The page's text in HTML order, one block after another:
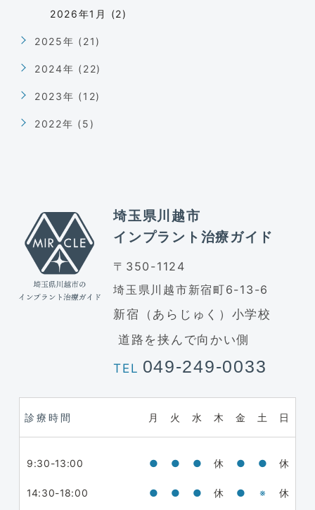
2026年1月 (2)
2025年 (21)
2024年 (22)
2023年 (12)
2022年 (5)
埼玉県川越市
インプラント治療ガイド
〒350-1124
埼玉県川越市新宿町6-13-6
新宿（あらじゅく）小学校
道路を挟んで向かい側
TEL 049-249-0033
診療時間 月 火 水 木 金 土 日
9:30-13:00 ● ● ● 休 ● ● 休
14:30-18:00 ● ● ● 休 ● ※ 休